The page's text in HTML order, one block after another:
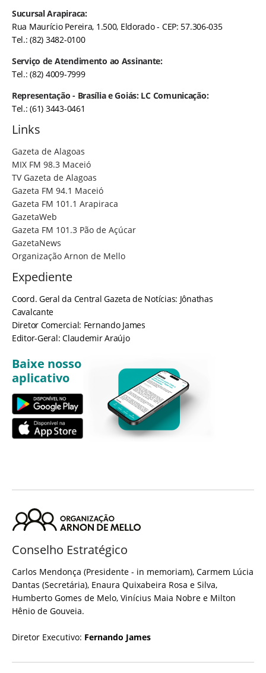
Sucursal Arapiraca:
Rua Maurício Pereira, 1.500, Eldorado - CEP: 57.306-035
Tel.: (82) 3482-0100
Serviço de Atendimento ao Assinante:
Tel.: (82) 4009-7999
Representação - Brasília e Goiás: LC Comunicação:
Tel.: (61) 3443-0461
Links
Gazeta de Alagoas
MIX FM 98.3 Maceió
TV Gazeta de Alagoas
Gazeta FM 94.1 Maceió
Gazeta FM 101.1 Arapiraca
GazetaWeb
Gazeta FM 101.3 Pão de Açúcar
GazetaNews
Organização Arnon de Mello
Expediente
Coord. Geral da Central Gazeta de Notícias: Jônathas
Cavalcante
Diretor Comercial: Fernando James
Editor-Geral: Claudemir Araújo
Baixe nosso
aplicativo
Conselho Estratégico
Carlos Mendonça (Presidente - in memoriam), Carmem Lúcia
Dantas (Secretária), Enaura Quixabeira Rosa e Silva,
Humberto Gomes de Melo, Vinícius Maia Nobre e Milton
Hênio de Gouveia.
Diretor Executivo: Fernando James